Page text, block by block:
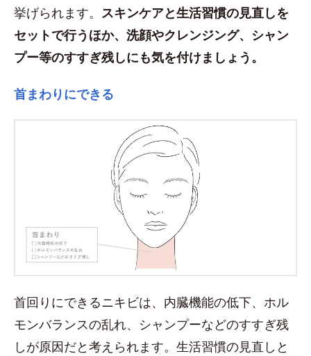
挙げられます。 スキンケアと生活習慣の見直しを
セットで行うほか、洗顔やクレンジング、シャン
プー等のすすぎ残しにも気を付けましょう。
首まわりにできる
首回りにできるニキビは、内臓機能の低下、ホル
モンバランスの乱れ、シャンプーなどのすすぎ残
しが原因だと考えられます。生活習慣の見直しと